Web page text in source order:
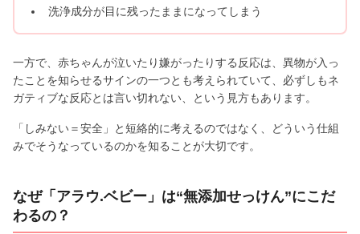
洗浄成分が目に残ったままになってしまう
一方で、赤ちゃんが泣いたり嫌がったりする反応は、異物が入っ
たことを知らせるサインの一つとも考えられていて、必ずしもネ
ガティブな反応とは言い切れない、という見方もあります。
「しみない＝安全」と短絡的に考えるのではなく、どういう仕組
みでそうなっているのかを知ることが大切です。
なぜ「アラウ.ベビー」は“無添加せっけん”にこだ
わるの？